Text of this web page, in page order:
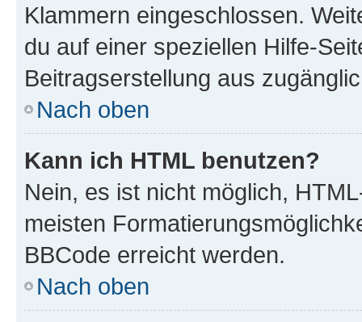
Klammern eingeschlossen.
du auf einer speziellen Hilfe-
Beitragserstellung aus
Nach oben
Kann ich HTML benutzen?
Nein, es ist nicht möglich,
meisten
BBCode erreicht werden.
Nach oben